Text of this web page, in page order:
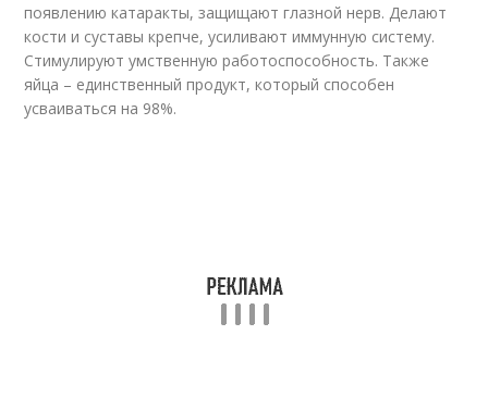
появлению катаракты, защищают глазной нерв. Делают
кости и суставы крепче, усиливают иммунную систему.
Стимулируют умственную работоспособность. Также
яйца – единственный продукт, который способен
усваиваться на 98%.